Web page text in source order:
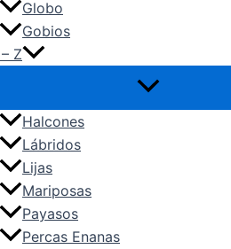
Globo
Gobios
Z
Halcones
Lábridos
Lijas
Mariposas
Payasos
Percas Enanas